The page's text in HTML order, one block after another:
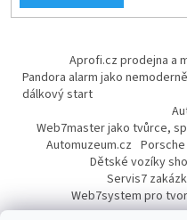
Aprofi.cz prodejna a
Pandora alarm jako
dálkový start
Web7master jako tvůrce,
Automuzeum.cz Porsche
Dětské vozíky
Servis7
Web7system pro